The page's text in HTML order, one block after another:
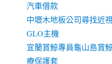
汽車借款
中壢木地板公司尋找近
GLO主機
宜蘭賞鯨專員龜山島賞
療保護套